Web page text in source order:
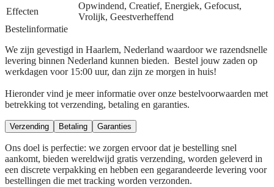
Effecten
Opwindend, Creatief, Energiek, Gefocust,
Vrolijk, Geestverheffend
Bestelinformatie
We zijn gevestigd in Haarlem, Nederland waardoor we razendsnelle
levering binnen Nederland kunnen bieden. Bestel jouw zaden op
werkdagen voor 15:00 uur, dan zijn ze morgen in huis!
Hieronder vind je meer informatie over onze bestelvoorwaarden met
betrekking tot verzending, betaling en garanties.
Verzending Betaling Garanties
Ons doel is perfectie: we zorgen ervoor dat je bestelling snel
aankomt, bieden wereldwijd gratis verzending, worden geleverd in
een discrete verpakking en hebben een gegarandeerde levering voor
bestellingen die met tracking worden verzonden.